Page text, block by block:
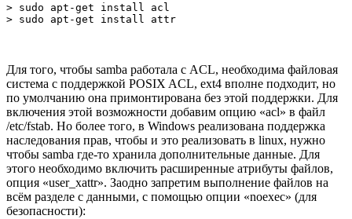
> sudo apt-get install acl
> sudo apt-get install attr
Для того, чтобы samba работала с ACL, необходима файловая
система с поддержкой POSIX ACL, ext4 вполне подходит, но
по умолчанию она примонтирована без этой поддержки. Для
включения этой возможности добавим опцию «acl» в файл
/etc/fstab. Но более того, в Windows реализована поддержка
наследования прав, чтобы и это реализовать в linux, нужно
чтобы samba где-то хранила дополнительные данные. Для
этого необходимо включить расширенные атрибуты файлов,
опция «user_xattr». Заодно запретим выполнение файлов на
всём разделе с данными, с помощью опции «noexec» (для
безопасности):